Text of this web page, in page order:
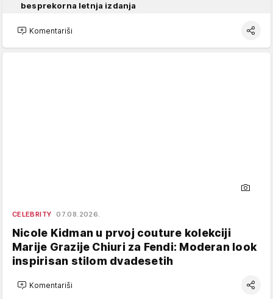
besprekorna letnja izdanja
Komentariši
CELEBRITY 07.08.2026.
Nicole Kidman u prvoj couture kolekciji
Marije Grazije Chiuri za Fendi: Moderan look
inspirisan stilom dvadesetih
Komentariši